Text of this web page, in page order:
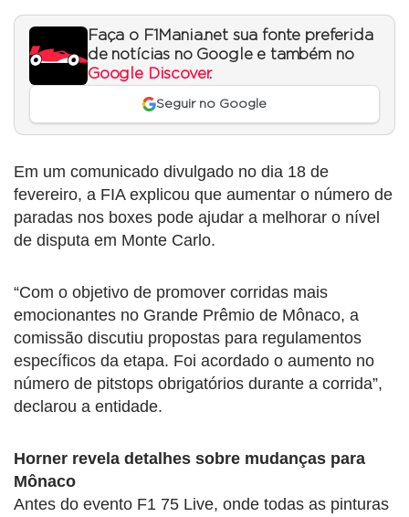
Faça o F1Mania.net sua fonte preferida
de notícias no Google e também no
Google Discover.
Seguir no Google
Em um comunicado divulgado no dia 18 de
fevereiro, a FIA explicou que aumentar o número de
paradas nos boxes pode ajudar a melhorar o nível
de disputa em Monte Carlo.
“Com o objetivo de promover corridas mais
emocionantes no Grande Prêmio de Mônaco, a
comissão discutiu propostas para regulamentos
específicos da etapa. Foi acordado o aumento no
número de pitstops obrigatórios durante a corrida”,
declarou a entidade.
Horner revela detalhes sobre mudanças para
Mônaco
Antes do evento F1 75 Live, onde todas as pinturas